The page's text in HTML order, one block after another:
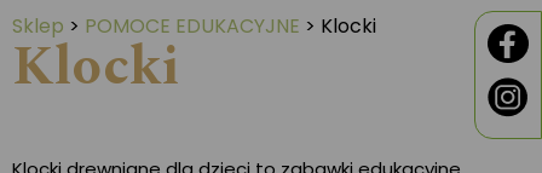
Sklep > POMOCE EDUKACYJNE > Klocki
Klocki